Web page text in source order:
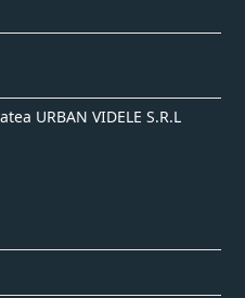
URBAN VIDELE S.R.L